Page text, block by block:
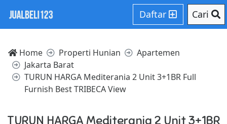
Daftar Cari
Home Properti Hunian
Apartemen
Jakarta Barat
TURUN HARGA Mediterania 2 Unit 3+1BR Full
Furnish Best TRIBECA View
TURUN HARGA Mediterania 2 Unit 3+1BR